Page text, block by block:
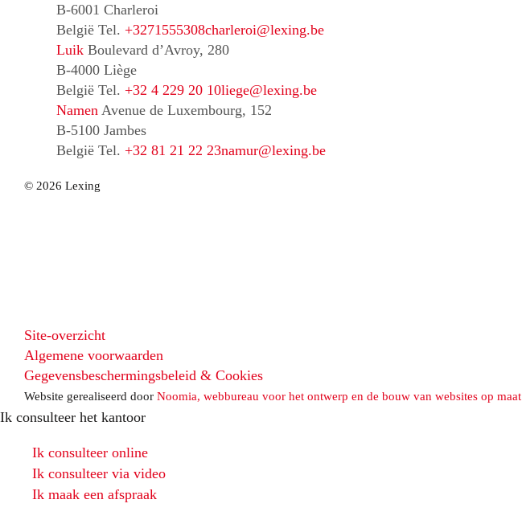
B-6001 Charleroi
België Tel. +3271555308charleroi@lexing.be
Luik Boulevard d’Avroy, 280
B-4000 Liège
België Tel. +32 4 229 20 10liege@lexing.be
Namen Avenue de Luxembourg, 152
B-5100 Jambes
België Tel. +32 81 21 22 23namur@lexing.be
© 2026 Lexing
Site-overzicht
Algemene voorwaarden
Gegevensbeschermingsbeleid & Cookies
Website gerealiseerd door Noomia, webbureau voor het ontwerp en de bouw van websites op maat
Ik consulteer het kantoor
Ik consulteer online
Ik consulteer via video
Ik maak een afspraak